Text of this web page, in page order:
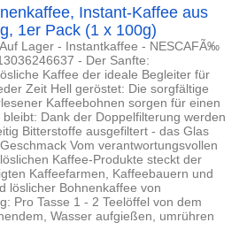
Instant-Kaffee aus
1er Pack (1 x 100g)
Lager - Instantkaffee - NESCAFÃ‰
- Der Sanfte:
Kaffee der ideale Begleiter für
Zeit Hell geröstet: Die sorgfältige
Kaffeebohnen sorgen für einen
Dank der Doppelfilterung werden
Bitterstoffe ausgefiltert - das Glas
Vom verantwortungsvollen
Kaffee-Produkte steckt der
Kaffeefarmen, Kaffeebauern und
löslicher Bohnenkaffee von
Pro Tasse 1 - 2 Teelöffel von dem
Wasser aufgießen, umrühren